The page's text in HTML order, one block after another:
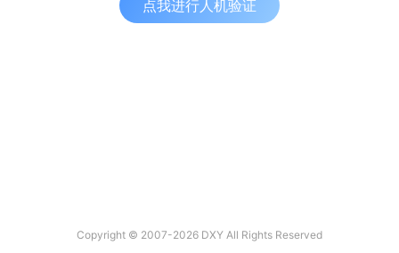
点我进行人机验证
Copyright © 2007-2026 DXY All Rights Reserved